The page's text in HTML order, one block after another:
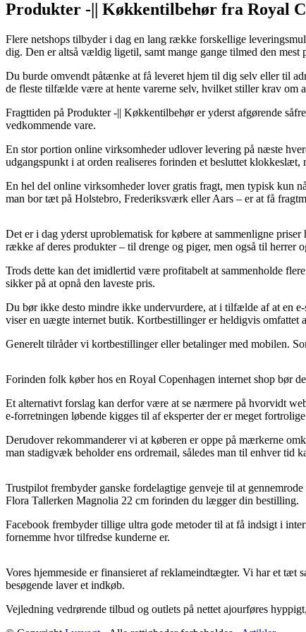
Produkter -|| Køkkentilbehør fra Royal
Flere netshops tilbyder i dag en lang række forskellige
dig. Den er altså vældig ligetil, samt mange gange tilmed den
Du burde omvendt påtænke at få leveret hjem til dig selv eller til
de fleste tilfælde være at hente varerne selv, hvilket stiller krav om
Fragttiden på Produkter -|| Køkkentilbehør er yderst afgørende
vedkommende vare.
En stor portion online virksomheder udlover levering på næste
udgangspunkt i at orden realiseres forinden et besluttet
En hel del online virksomheder lover gratis fragt, men typisk kun
man bor tæt på Holstebro, Frederiksværk eller Aars – er at få
Det er i dag yderst uproblematisk for købere at sammenligne
række af deres produkter – til drenge og piger, men også til herrer
Trods dette kan det imidlertid være profitabelt at sammenholde
sikker på at opnå den laveste pris.
Du bør ikke desto mindre ikke undervurdere, at i tilfælde af at en
viser en uægte internet butik. Kortbestillinger er heldigvis
Generelt tilråder vi kortbestillinger eller betalinger med mobilen.
Forinden folk køber hos en Royal Copenhagen internet shop bør
Et alternativt forslag kan derfor være at se nærmere på hvorvidt
e-forretningen løbende kigges til af eksperter der er meget
Derudover rekommanderer vi at køberen er oppe på mærkerne
man stadigvæk beholder ens ordremail, således man til enhver tid
Trustpilot frembyder ganske fordelagtige genveje til at
Flora Tallerken Magnolia 22 cm forinden du lægger din bestilling.
Facebook frembyder tillige ultra gode metoder til at få indsigt i
fornemme hvor tilfredse kunderne er.
Vores hjemmeside er finansieret af reklameindtægter. Vi har et tæt
besøgende laver et indkøb.
Vejledning vedrørende tilbud og outlets på nettet ajourføres